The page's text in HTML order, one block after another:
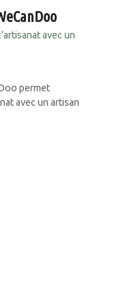
avec un
permet
avec un artisan